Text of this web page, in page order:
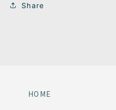
Share
HOME